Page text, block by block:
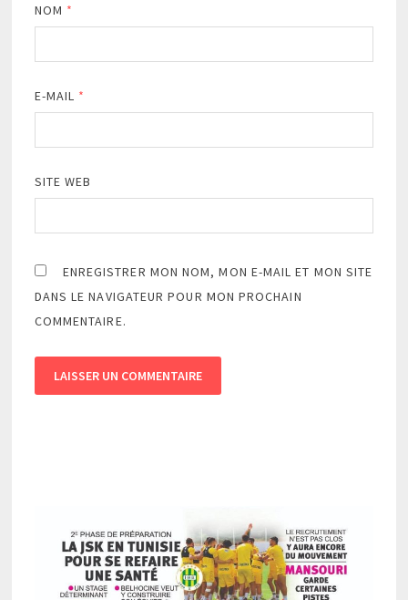
NOM *
E-MAIL *
SITE WEB
ENREGISTRER MON NOM, MON E-MAIL ET MON SITE
DANS LE NAVIGATEUR POUR MON PROCHAIN
COMMENTAIRE.